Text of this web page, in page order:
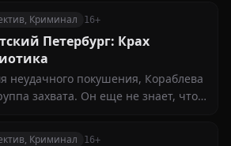
не догадывается
Криминал 16+
Петербург: Крах
неудачного покушения, Кораблева
захвата. Он еще не знает, что
Криминал 16+